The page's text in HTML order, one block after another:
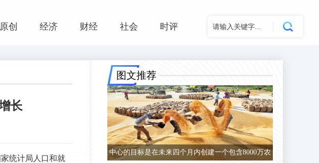
原创 经济 财经 社会 时评
长
统计局人口和就
图文推荐
中心的目标是在未来四个月内创建一个包含8000万农